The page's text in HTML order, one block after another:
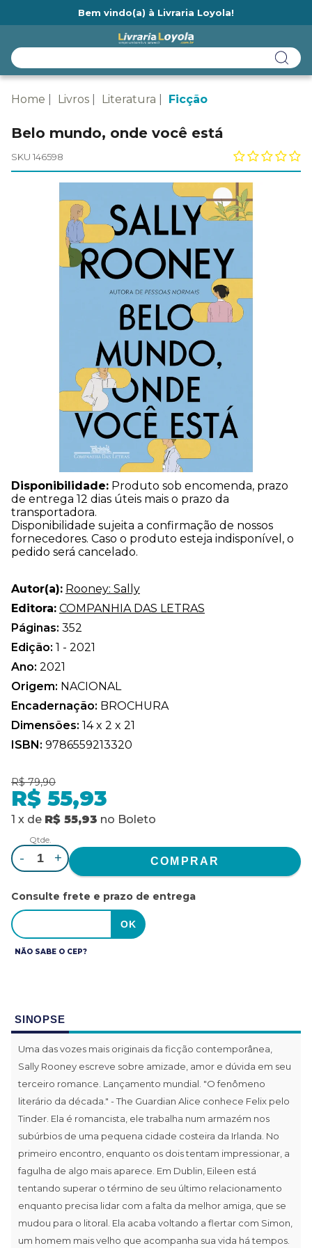
Bem vindo(a) à Livraria Loyola!
Home Livros Literatura Ficção
Belo mundo, onde você está
SKU 146598
Disponibilidade: Produto sob encomenda, prazo
de entrega 12 dias úteis mais o prazo da
transportadora.
Disponibilidade sujeita a confirmação de nossos
fornecedores. Caso o produto esteja indisponível, o
pedido será cancelado.
Autor(a): Rooney: Sally
Editora: COMPANHIA DAS LETRAS
Páginas: 352
Edição: 1 - 2021
Ano: 2021
Origem: NACIONAL
Encadernação: BROCHURA
Dimensões: 14 x 2 x 21
ISBN: 9786559213320
R$ 79,90
R$ 55,93
1 x de R$ 55,93 no Boleto
Qtde.
- +
Consulte frete e prazo de entrega
NÃO SABE O CEP?
SINOPSE
Uma das vozes mais originais da ficção contemporânea,
Sally Rooney escreve sobre amizade, amor e dúvida em seu
terceiro romance. Lançamento mundial. "O fenômeno
literário da década." - The Guardian Alice conhece Felix pelo
Tinder. Ela é romancista, ele trabalha num armazém nos
subúrbios de uma pequena cidade costeira da Irlanda. No
primeiro encontro, enquanto os dois tentam impressionar, a
fagulha de algo mais aparece. Em Dublin, Eileen está
tentando superar o término de seu último relacionamento
enquanto precisa lidar com a falta da melhor amiga, que se
mudou para o litoral. Ela acaba voltando a flertar com Simon,
um homem mais velho que acompanha sua vida há tempos.